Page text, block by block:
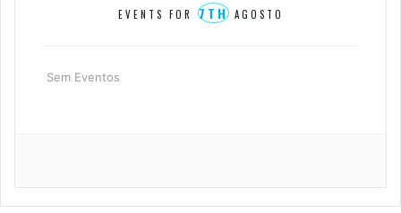
EVENTS FOR 7THAGOSTO
Sem Eventos